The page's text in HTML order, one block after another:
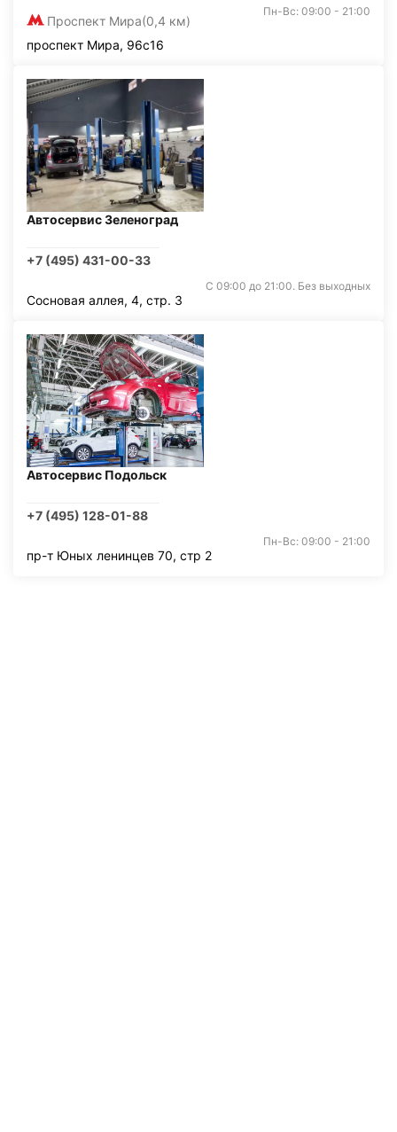
Проспект Мира(0,4 км)
Пн-Вс: 09:00 - 21:00
проспект Мира, 96с16
Автосервис Зеленоград
+7 (495) 431-00-33
С 09:00 до 21:00. Без выходных
Сосновая аллея, 4, стр. 3
Автосервис Подольск
+7 (495) 128-01-88
Пн-Вс: 09:00 - 21:00
пр-т Юных ленинцев 70, стр 2